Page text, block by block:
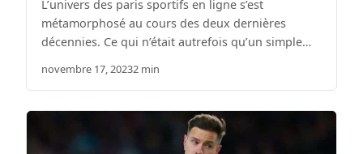
L’univers des paris sportifs en ligne s’est
métamorphosé au cours des deux dernières
décennies. Ce qui n’était autrefois qu’un simple…
novembre 17, 20232 min